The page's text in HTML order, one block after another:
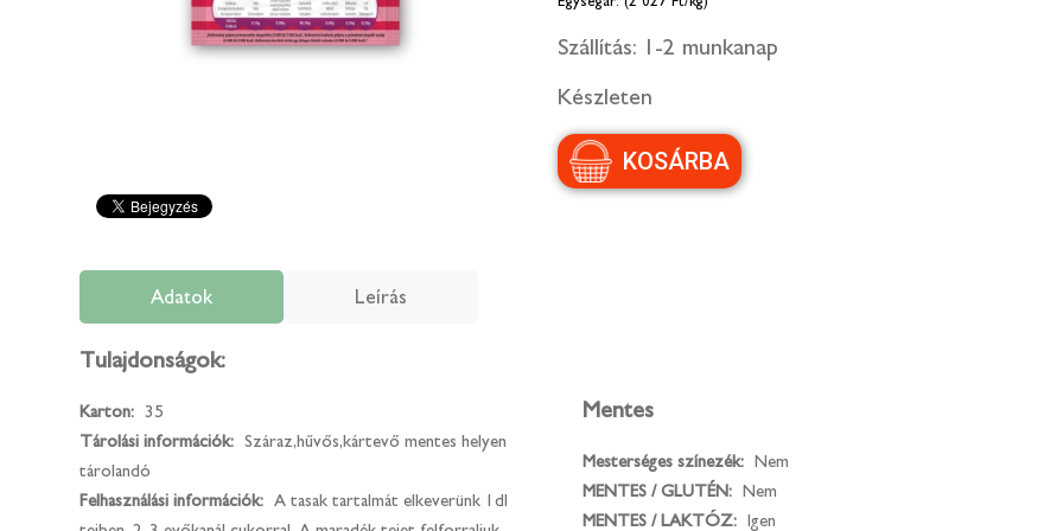
Szállítás: 1-2 munkanap
Készleten
Adatok Leírás
Tulajdonságok:
Karton:
35
Tárolási információk:
Száraz,hűvős,kártevő mentes helyen
tárolandó
Felhasználási információk:
A tasak tartalmát elkeverünk 1dl
Mentes
Mesterséges színezék: Nem
MENTES / GLUTÉN: Nem
MENTES / LAKTÓZ: Igen